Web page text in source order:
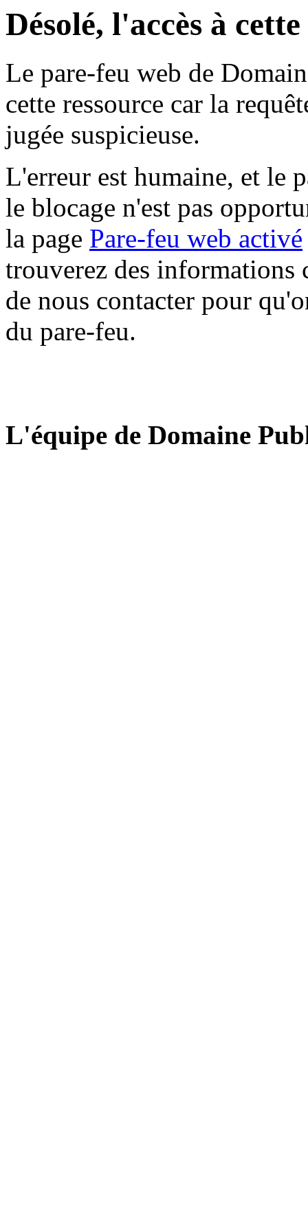
Désolé, l'accès à
Le pare-feu web de
cette ressource car la
jugée suspicieuse.
L'erreur est humaine, et le
le blocage n'est pas
la page Pare-feu web activé
trouverez des informations
de nous contacter pour
du pare-feu.
L'équipe de Domaine